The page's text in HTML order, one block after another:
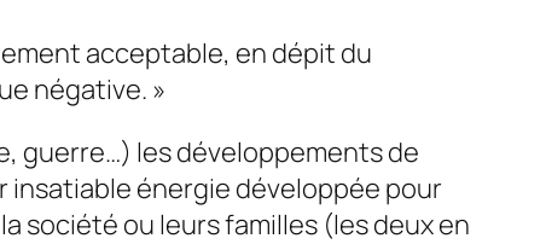
acceptable, en dépit du
négative. »
guerre…) les développements de
insatiable énergie développée pour
société ou leurs familles (les deux en